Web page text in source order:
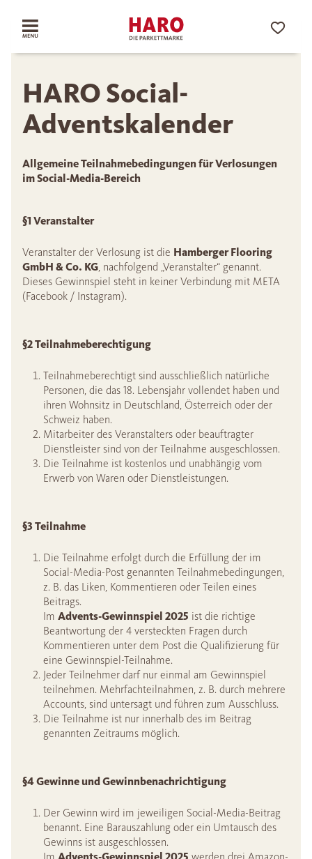
HARO Social-
Adventskalender
Allgemeine Teilnahmebedingungen für Verlosungen
im Social-Media-Bereich
§1 Veranstalter
Veranstalter der Verlosung ist die Hamberger Flooring
GmbH & Co. KG, nachfolgend „Veranstalter“ genannt.
Dieses Gewinnspiel steht in keiner Verbindung mit META
(Facebook / Instagram).
§2 Teilnahmeberechtigung
Teilnahmeberechtigt sind ausschließlich natürliche
Personen, die das 18. Lebensjahr vollendet haben und
ihren Wohnsitz in Deutschland, Österreich oder der
Schweiz haben.
Mitarbeiter des Veranstalters oder beauftragter
Dienstleister sind von der Teilnahme ausgeschlossen.
Die Teilnahme ist kostenlos und unabhängig vom
Erwerb von Waren oder Dienstleistungen.
§3 Teilnahme
Die Teilnahme erfolgt durch die Erfüllung der im
Social-Media-Post genannten Teilnahmebedingungen,
z. B. das Liken, Kommentieren oder Teilen eines
Beitrags.
Im Advents-Gewinnspiel 2025 ist die richtige
Beantwortung der 4 versteckten Fragen durch
Kommentieren unter dem Post die Qualifizierung für
eine Gewinnspiel-Teilnahme.
Jeder Teilnehmer darf nur einmal am Gewinnspiel
teilnehmen. Mehrfachteilnahmen, z. B. durch mehrere
Accounts, sind untersagt und führen zum Ausschluss.
Die Teilnahme ist nur innerhalb des im Beitrag
genannten Zeitraums möglich.
§4 Gewinne und Gewinnbenachrichtigung
Der Gewinn wird im jeweiligen Social-Media-Beitrag
benannt. Eine Barauszahlung oder ein Umtausch des
Gewinns ist ausgeschlossen.